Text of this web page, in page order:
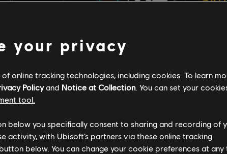
your privacy
online tracking technologies, including cookies. To learn
Policyand Notice at Collection. You can set your
tool.
below you specifically consent to sharing and recording of
activity, with Ubisoft’s partners via these online tracking
below. You can change your cookie preferences at any